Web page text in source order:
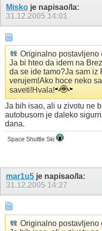
Misko je napisao/la:
31.12.2005 14:01
Originalno postavljeno
Ja bi hteo da idem na
da se ide tamo?Ja sam iz
verujem!Ako hoce neko
saveti!Hvala!
Ja bih isao, ali u zivotu ne
autobusom je daleko
dana.
Space Shuttle Ski
mar1u5 je napisao/la:
31.12.2005 14:27
Originalno postavljeno